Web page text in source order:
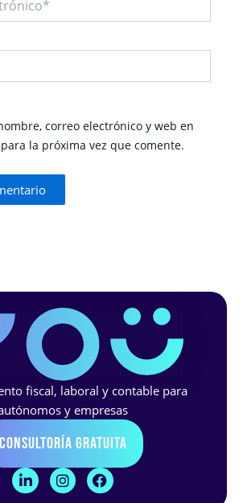
correo electrónico y web en
la próxima vez que comente.
fiscal, laboral y contable para
y empresas
Consultoría Gratuita
L
i
I
n
F
a